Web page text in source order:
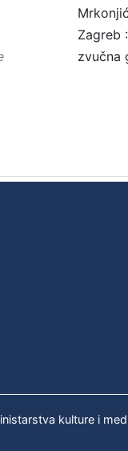
Zagreb
zvučna
kulture i